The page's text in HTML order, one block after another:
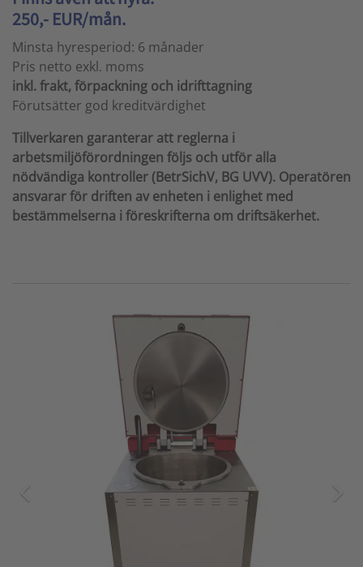
250,- EUR/mån.
Minsta hyresperiod: 6 månader
Pris netto exkl. moms
inkl. frakt, förpackning och idrifttagning
Förutsätter god kreditvärdighet
Tillverkaren garanterar att reglerna i
arbetsmiljöförordningen följs och utför alla
nödvändiga kontroller (BetrSichV, BG UVV). Operatören
ansvarar för driften av enheten i enlighet med
bestämmelserna i föreskrifterna om driftsäkerhet.